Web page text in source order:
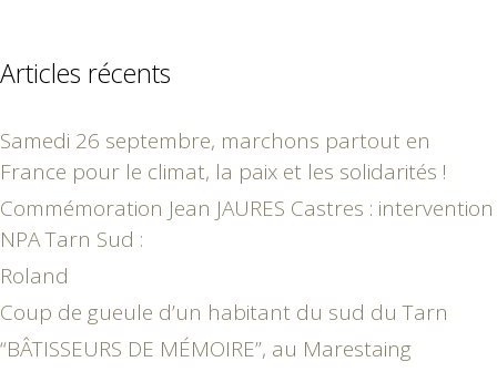
Articles récents
Samedi 26 septembre, marchons partout en
France pour le climat, la paix et les solidarités !
Commémoration Jean JAURES Castres : intervention
NPA Tarn Sud :
Roland
Coup de gueule d’un habitant du sud du Tarn
“BÂTISSEURS DE MÉMOIRE”, au Marestaing